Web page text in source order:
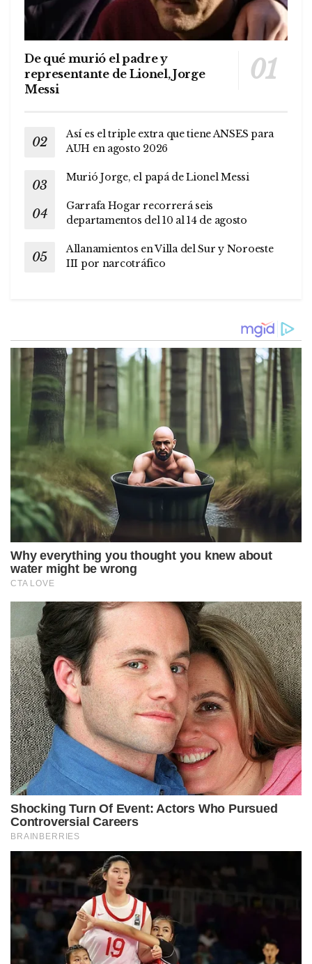
De qué murió el padre y
representante de Lionel, Jorge
Messi
Así es el triple extra que tiene ANSES para
AUH en agosto 2026
Murió Jorge, el papá de Lionel Messi
Garrafa Hogar recorrerá seis
departamentos del 10 al 14 de agosto
Allanamientos en Villa del Sur y Noroeste
III por narcotráfico